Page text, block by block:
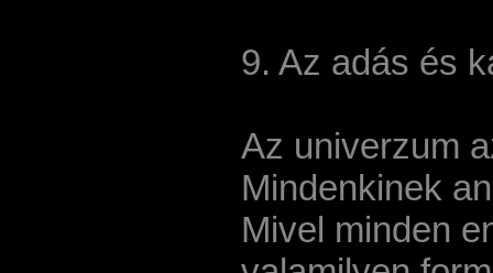
9. Az adás és
Az univerzum
Mindenkinek
Mivel minden